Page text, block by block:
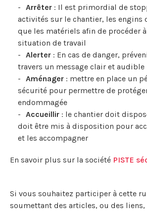
Arrêter : Il est primordial de
activités sur le chantier, les engins
que les matériels afin de procéder
situation de travail
Alerter : En cas de danger,
travers un message clair et audible
Aménager : mettre en place un
sécurité pour permettre de
endommagée
Accueillir : le chantier doit
doit être mis à disposition pour
et les accompagner
En savoir plus sur la société PISTE
Si vous souhaitez participer à cette
soumettant des articles, ou des liens,